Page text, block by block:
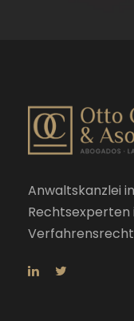
Anwaltskanzlei
Rechtsexperten